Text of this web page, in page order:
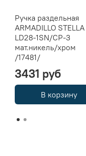
Ручка раздельная
ARMADILLO STELLA
LD28-1SN/CP-3
мат.никель/хром
/17481/
3431 руб
В корзину